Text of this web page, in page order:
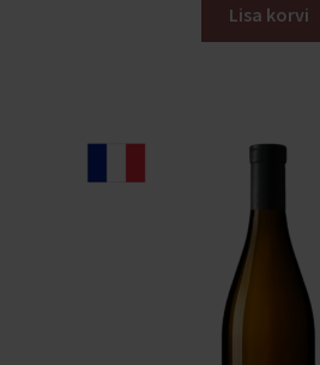
Lisa korvi